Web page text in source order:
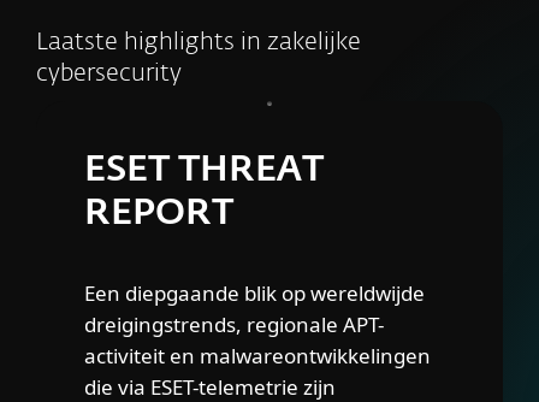
Laatste highlights in zakelijke
cybersecurity
ESET THREAT
REPORT
Een diepgaande blik op wereldwijde
dreigingstrends, regionale APT-
activiteit en malwareontwikkelingen
die via ESET-telemetrie zijn